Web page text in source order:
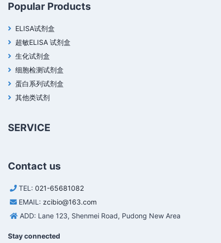
Popular Products
ELISA试剂盒
超敏ELISA 试剂盒
生化试剂盒
细胞检测试剂盒
蛋白系列试剂盒
其他类试剂
SERVICE
Contact us
TEL: 021-65681082
EMAIL: zcibio@163.com
ADD: Lane 123, Shenmei Road, Pudong New Area
Stay connected